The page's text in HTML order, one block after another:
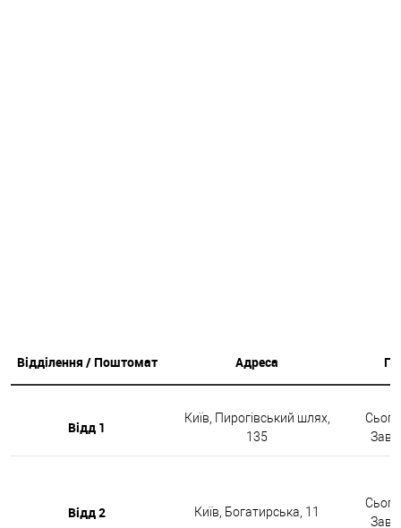
Відділення / Поштомат Адреса
Відд 1
Київ, Пирогівський шлях,
135
Відд 2 Київ, Богатирська, 11